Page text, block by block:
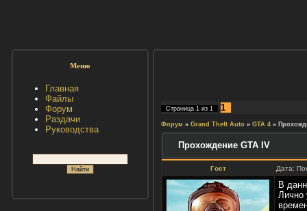
Меню
Главная
Файлы
Форум
Раздачи
Руководства
Страница 1из 1 1
Форум » Grand Theft Auto » GTA 4 »
Прохождение GTA IV
Гост Дата:
В
Лично